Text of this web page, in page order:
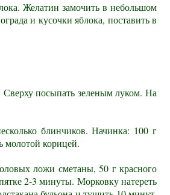
Желатин замочить в небольшом
и кусочки яблока, поставить в
Сверху посыпать зеленым луком. На
блинчиков. Начинка: 100 г
молотой корицей.
ложи сметаны, 50 г красного
2-3 минуты. Морковку натереть